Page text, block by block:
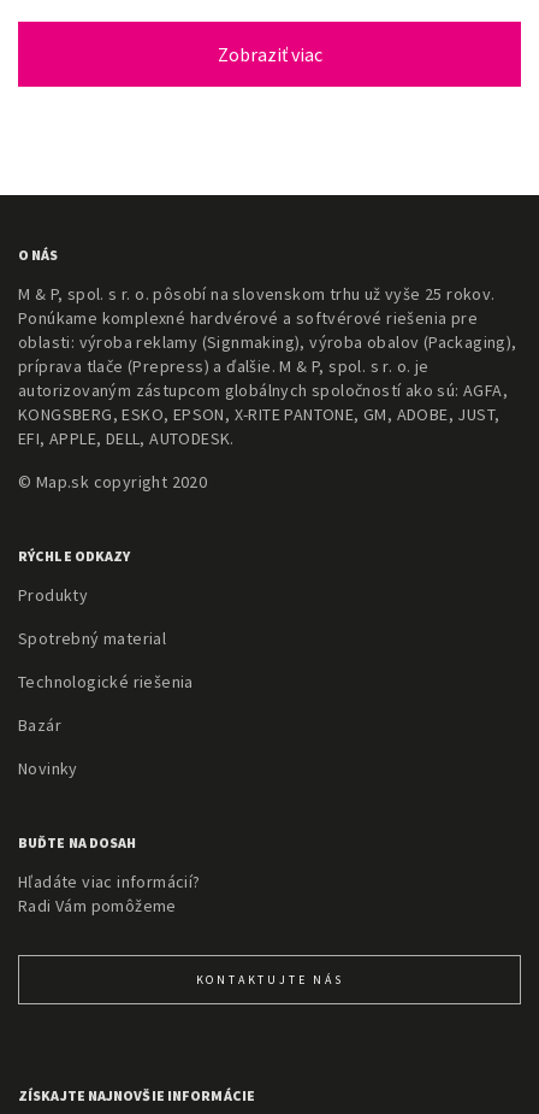
Zobraziť viac
O NÁS
M & P, spol. s r. o. pôsobí na slovenskom trhu už vyše 25 rokov.
Ponúkame komplexné hardvérové a softvérové riešenia pre
oblasti: výroba reklamy (Signmaking), výroba obalov (Packaging),
príprava tlače (Prepress) a ďalšie. M & P, spol. s r. o. je
autorizovaným zástupcom globálnych spoločností ako sú: AGFA,
KONGSBERG, ESKO, EPSON, X-RITE PANTONE, GM, ADOBE, JUST,
EFI, APPLE, DELL, AUTODESK.
© Map.sk copyright 2020
RÝCHLE ODKAZY
Produkty
Spotrebný material
Technologické riešenia
Bazár
Novinky
BUĎTE NA DOSAH
Hľadáte viac informácií?
Radi Vám pomôžeme
KONTAKTUJTE NÁS
ZÍSKAJTE NAJNOVŠIE INFORMÁCIE